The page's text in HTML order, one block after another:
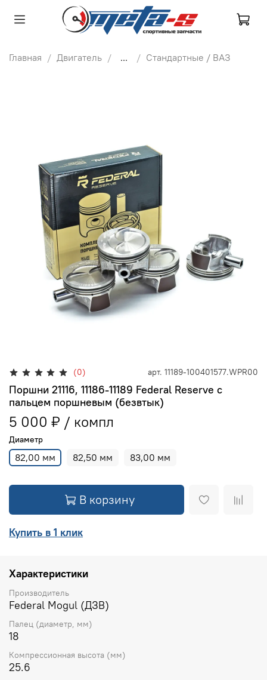
Главная Двигатель ... Стандартные / ВАЗ
(0) арт. 11189-100401577.WPR00
Поршни 21116, 11186-11189 Federal Reserve с
пальцем поршневым (безвтык)
5 000 ₽
Диаметр
82,00 мм 82,50 мм 83,00 мм
В корзину
Купить в 1 клик
Характеристики
Производитель
Federal Mogul (ДЗВ)
Палец (диаметр, мм)
18
Компрессионная высота (мм)
25.6